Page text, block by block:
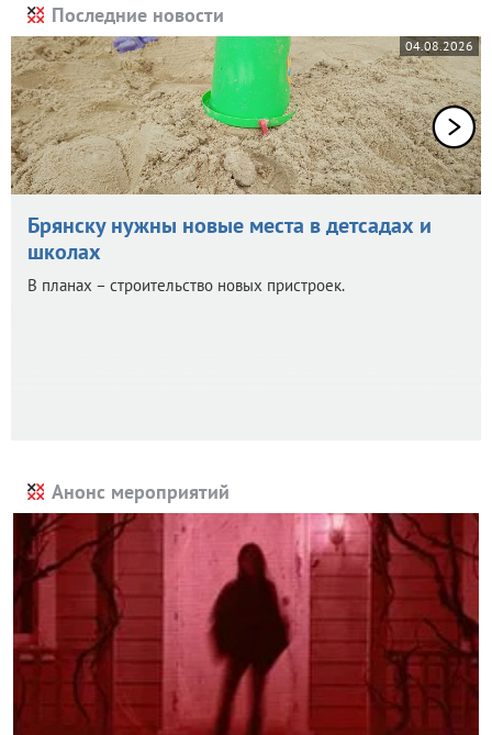
Последние новости
04.08.2026
Брянску нужны новые места в детсадах и
школах
В планах – строительство новых пристроек.
Анонс мероприятий